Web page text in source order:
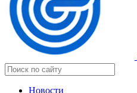
Новости